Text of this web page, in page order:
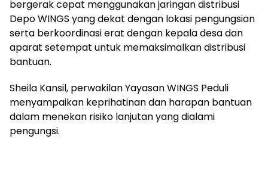
bergerak cepat menggunakan jaringan distribusi
Depo WINGS yang dekat dengan lokasi pengungsian
serta berkoordinasi erat dengan kepala desa dan
aparat setempat untuk memaksimalkan distribusi
bantuan.
Sheila Kansil, perwakilan Yayasan WINGS Peduli
menyampaikan keprihatinan dan harapan bantuan
dalam menekan risiko lanjutan yang dialami
pengungsi.